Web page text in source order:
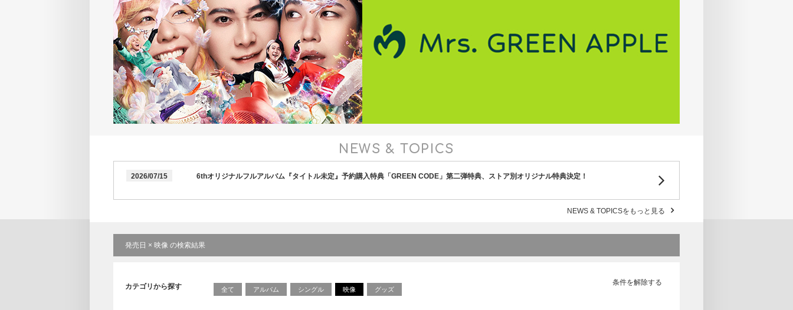
NEWS & TOPICS
2026/07/15 6thオリジナルフルアルバム『タイトル未定』予約購入特典「GREEN CODE」第二弾特典、ストア別オリジナル特典決定！
NEWS & TOPICSをもっと見る
発売日 × 映像 の検索結果
条件を解除する
カテゴリから探す 全て アルバム シングル 映像 グッズ